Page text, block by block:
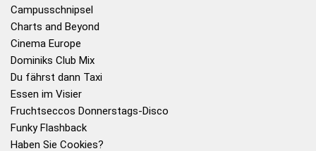
Campusschnipsel
Charts and Beyond
Cinema Europe
Dominiks Club Mix
Du fährst dann Taxi
Essen im Visier
Fruchtseccos Donnerstags-Disco
Funky Flashback
Haben Sie Cookies?